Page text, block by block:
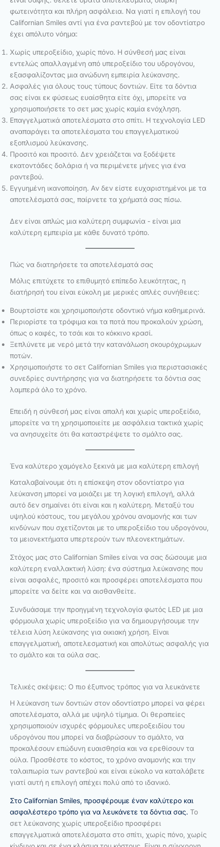
φωτεινότητα και πλήρη ασφάλεια. Να γιατί η επιλογή του
Californian Smiles αντί για ένα ραντεβού με τον οδοντίατρο
έχει απόλυτο νόημα:
Χωρίς υπεροξείδιο, χωρίς πόνο. Η σύνθεσή μας είναι
εντελώς απαλλαγμένη από υπεροξείδιο του υδρογόνου,
εξασφαλίζοντας μια ανώδυνη εμπειρία λεύκανσης.
Ασφαλές για όλους τους τύπους δοντιών. Είτε τα δόντια
σας είναι εκ φύσεως ευαίσθητα είτε όχι, μπορείτε να
χρησιμοποιήσετε το σετ μας χωρίς καμία ενόχληση.
Επαγγελματικά αποτελέσματα στο σπίτι. Η τεχνολογία LED
αναπαράγει τα αποτελέσματα του επαγγελματικού
εξοπλισμού λεύκανσης.
Προσιτό και προσιτό. Δεν χρειάζεται να ξοδέψετε
εκατοντάδες δολάρια ή να περιμένετε μήνες για ένα
ραντεβού.
Εγγυημένη ικανοποίηση. Αν δεν είστε ευχαριστημένοι με τα
αποτελέσματά σας, παίρνετε τα χρήματά σας πίσω.
Δεν είναι απλώς μια καλύτερη συμφωνία - είναι μια
καλύτερη εμπειρία με κάθε δυνατό τρόπο.
Πώς να διατηρήσετε τα αποτελέσματά σας
Μόλις επιτύχετε το επιθυμητό επίπεδο λευκότητας, η
διατήρησή του είναι εύκολη με μερικές απλές συνήθειες:
Βουρτσίστε και χρησιμοποιήστε οδοντικό νήμα καθημερινά.
Περιορίστε τα τρόφιμα και τα ποτά που προκαλούν χρώση,
όπως ο καφές, το τσάι και το κόκκινο κρασί.
Ξεπλύνετε με νερό μετά την κατανάλωση σκουρόχρωμων
ποτών.
Χρησιμοποιήστε το σετ Californian Smiles για περιστασιακές
συνεδρίες συντήρησης για να διατηρήσετε τα δόντια σας
λαμπερά όλο το χρόνο.
Επειδή η σύνθεσή μας είναι απαλή και χωρίς υπεροξείδιο,
μπορείτε να τη χρησιμοποιείτε με ασφάλεια τακτικά χωρίς
να ανησυχείτε ότι θα καταστρέψετε το σμάλτο σας.
Ένα καλύτερο χαμόγελο ξεκινά με μια καλύτερη επιλογή
Καταλαβαίνουμε ότι η επίσκεψη στον οδοντίατρο για
λεύκανση μπορεί να μοιάζει με τη λογική επιλογή, αλλά
αυτό δεν σημαίνει ότι είναι και η καλύτερη. Μεταξύ του
υψηλού κόστους, του μεγάλου χρόνου αναμονής και των
κινδύνων που σχετίζονται με το υπεροξείδιο του υδρογόνου,
τα μειονεκτήματα υπερτερούν των πλεονεκτημάτων.
Στόχος μας στο Californian Smiles είναι να σας δώσουμε μια
καλύτερη εναλλακτική λύση: ένα σύστημα λεύκανσης που
είναι ασφαλές, προσιτό και προσφέρει αποτελέσματα που
μπορείτε να δείτε και να αισθανθείτε.
Συνδυάσαμε την προηγμένη τεχνολογία φωτός LED με μια
φόρμουλα χωρίς υπεροξείδιο για να δημιουργήσουμε την
τέλεια λύση λεύκανσης για οικιακή χρήση. Είναι
επαγγελματική, αποτελεσματική και απολύτως ασφαλής για
το σμάλτο και τα ούλα σας.
Τελικές σκέψεις: Ο πιο έξυπνος τρόπος για να λευκάνετε
Η λεύκανση των δοντιών στον οδοντίατρο μπορεί να φέρει
αποτελέσματα, αλλά με υψηλό τίμημα. Οι θεραπείες
χρησιμοποιούν ισχυρές φόρμουλες υπεροξειδίου του
υδρογόνου που μπορεί να διαβρώσουν το σμάλτο, να
προκαλέσουν επώδυνη ευαισθησία και να ερεθίσουν τα
ούλα. Προσθέστε το κόστος, το χρόνο αναμονής και την
ταλαιπωρία των ραντεβού και είναι εύκολο να καταλάβετε
γιατί αυτή η επιλογή απέχει πολύ από το ιδανικό.
Στο Californian Smiles, προσφέρουμε έναν καλύτερο και
ασφαλέστερο τρόπο για να λευκάνετε τα δόντια σας. Το
σετ λεύκανσης χωρίς υπεροξείδιο προσφέρει
επαγγελματικά αποτελέσματα στο σπίτι, χωρίς πόνο, χωρίς